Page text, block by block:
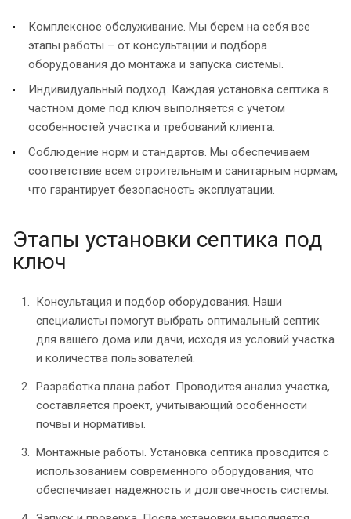
Комплексное обслуживание. Мы берем на себя все
этапы работы – от консультации и подбора
оборудования до монтажа и запуска системы.
Индивидуальный подход. Каждая установка септика в
частном доме под ключ выполняется с учетом
особенностей участка и требований клиента.
Соблюдение норм и стандартов. Мы обеспечиваем
соответствие всем строительным и санитарным нормам,
что гарантирует безопасность эксплуатации.
Этапы установки септика под
ключ
Консультация и подбор оборудования. Наши
специалисты помогут выбрать оптимальный септик
для вашего дома или дачи, исходя из условий участка
и количества пользователей.
Разработка плана работ. Проводится анализ участка,
составляется проект, учитывающий особенности
почвы и нормативы.
Монтажные работы. Установка септика проводится с
использованием современного оборудования, что
обеспечивает надежность и долговечность системы.